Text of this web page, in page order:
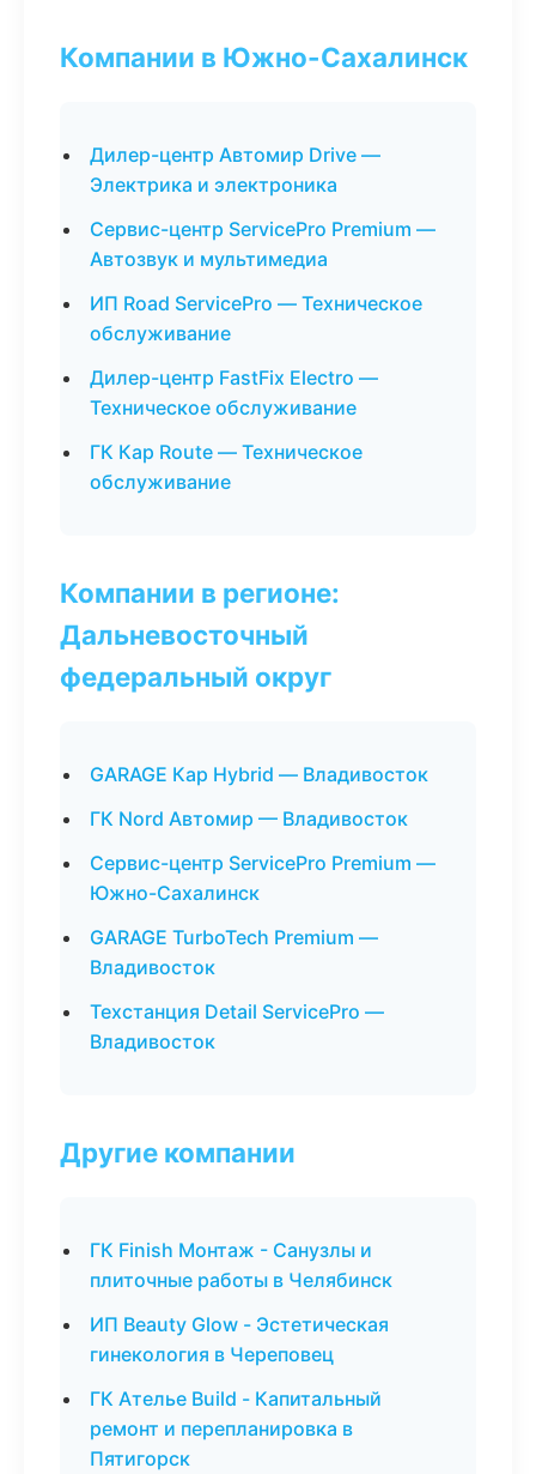
Компании в Южно-Сахалинск
Дилер-центр Автомир Drive —
Электрика и электроника
Сервис-центр ServicePro Premium —
Автозвук и мультимедиа
ИП Road ServicePro — Техническое
обслуживание
Дилер-центр FastFix Electro —
Техническое обслуживание
ГК Кар Route — Техническое
обслуживание
Компании в регионе:
Дальневосточный
федеральный округ
GARAGE Кар Hybrid — Владивосток
ГК Nord Автомир — Владивосток
Сервис-центр ServicePro Premium —
Южно-Сахалинск
GARAGE TurboTech Premium —
Владивосток
Техстанция Detail ServicePro —
Владивосток
Другие компании
ГК Finish Монтаж - Санузлы и
плиточные работы в Челябинск
ИП Beauty Glow - Эстетическая
гинекология в Череповец
ГК Ателье Build - Капитальный
ремонт и перепланировка в
Пятигорск